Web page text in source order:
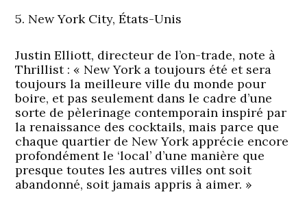
5. New York City, États-Unis
Justin Elliott, directeur de l’on-trade, note à
Thrillist : « New York a toujours été et sera
toujours la meilleure ville du monde pour
boire, et pas seulement dans le cadre d’une
sorte de pèlerinage contemporain inspiré par
la renaissance des cocktails, mais parce que
chaque quartier de New York apprécie encore
profondément le ‘local’ d’une manière que
presque toutes les autres villes ont soit
abandonné, soit jamais appris à aimer. »